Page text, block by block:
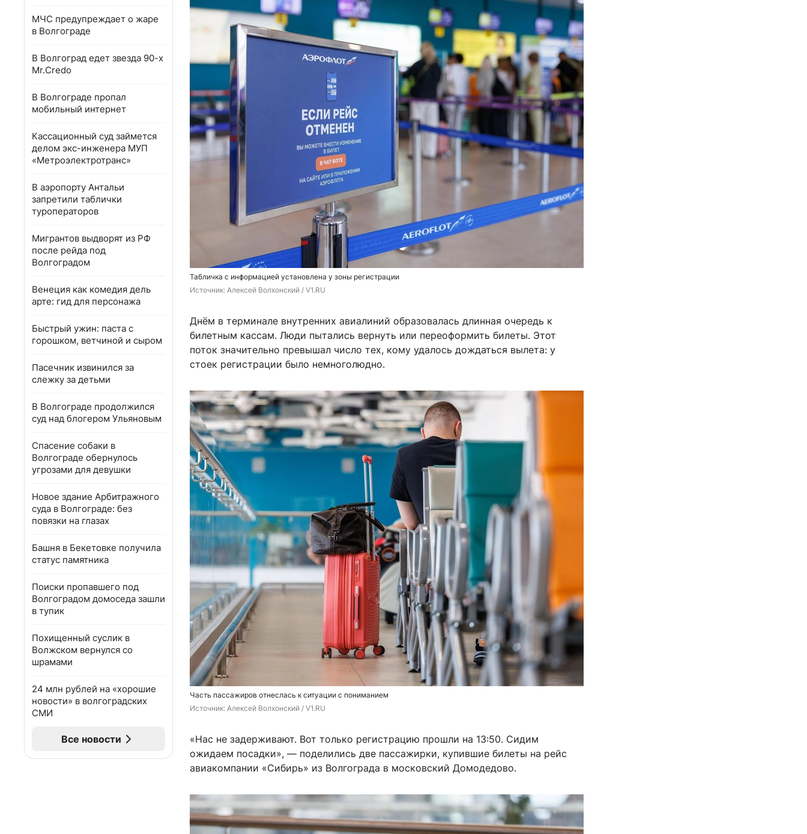
МЧС предупреждает о жаре
в Волгограде
В Волгоград едет звезда 90-х
Mr.Credo
В Волгограде пропал
мобильный интернет
Кассационный суд займется
делом экс-инженера МУП
«Метроэлектротранс»
В аэропорту Антальи
запретили таблички
туроператоров
Мигрантов выдворят из РФ
после рейда под
Волгоградом
Венеция как комедия дель
арте: гид для персонажа
Быстрый ужин: паста с
горошком, ветчиной и сыром
Пасечник извинился за
слежку за детьми
В Волгограде продолжился
суд над блогером Ульяновым
Спасение собаки в
Волгограде обернулось
угрозами для девушки
Новое здание Арбитражного
суда в Волгограде: без
повязки на глазах
Башня в Бекетовке получила
статус памятника
Поиски пропавшего под
Волгоградом домоседа зашли
в тупик
Похищенный суслик в
Волжском вернулся со
шрамами
24 млн рублей на «хорошие
новости» в волгоградских
СМИ
Все новости
Табличка с информацией установлена у зоны регистрации
Источник: Алексей Волхонский / V1.RU
Днём в терминале внутренних авиалиний образовалась длинная очередь к
билетным кассам. Люди пытались вернуть или переоформить билеты. Этот
поток значительно превышал число тех, кому удалось дождаться вылета: у
стоек регистрации было немноголюдно.
Часть пассажиров отнеслась к ситуации с пониманием
Источник: Алексей Волхонский / V1.RU
«Нас не задерживают. Вот только регистрацию прошли на 13:50. Сидим
ожидаем посадки», — поделились две пассажирки, купившие билеты на рейс
авиакомпании «Сибирь» из Волгограда в московский Домодедово.